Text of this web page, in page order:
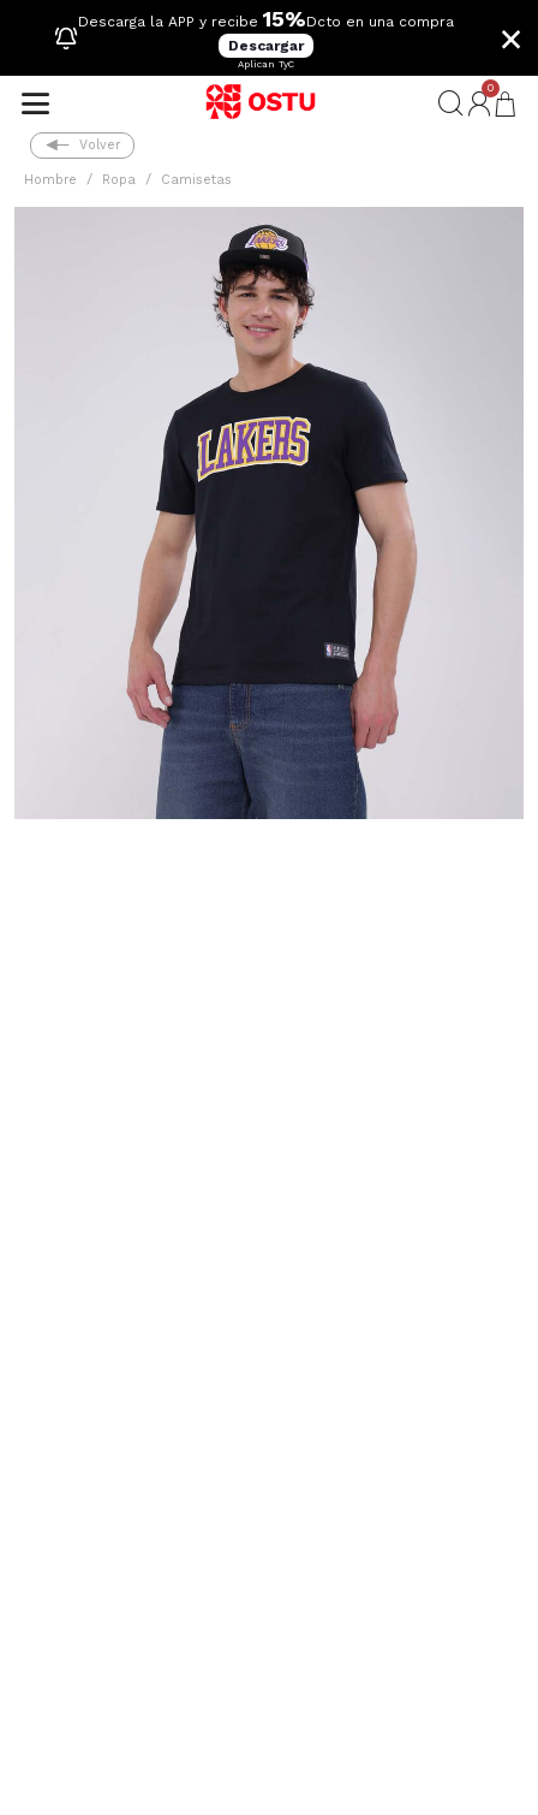
Descarga la APP y recibe 15%Dcto en una compra
Descargar
Aplican TyC
×
0
Volver
Hombre Ropa Camisetas